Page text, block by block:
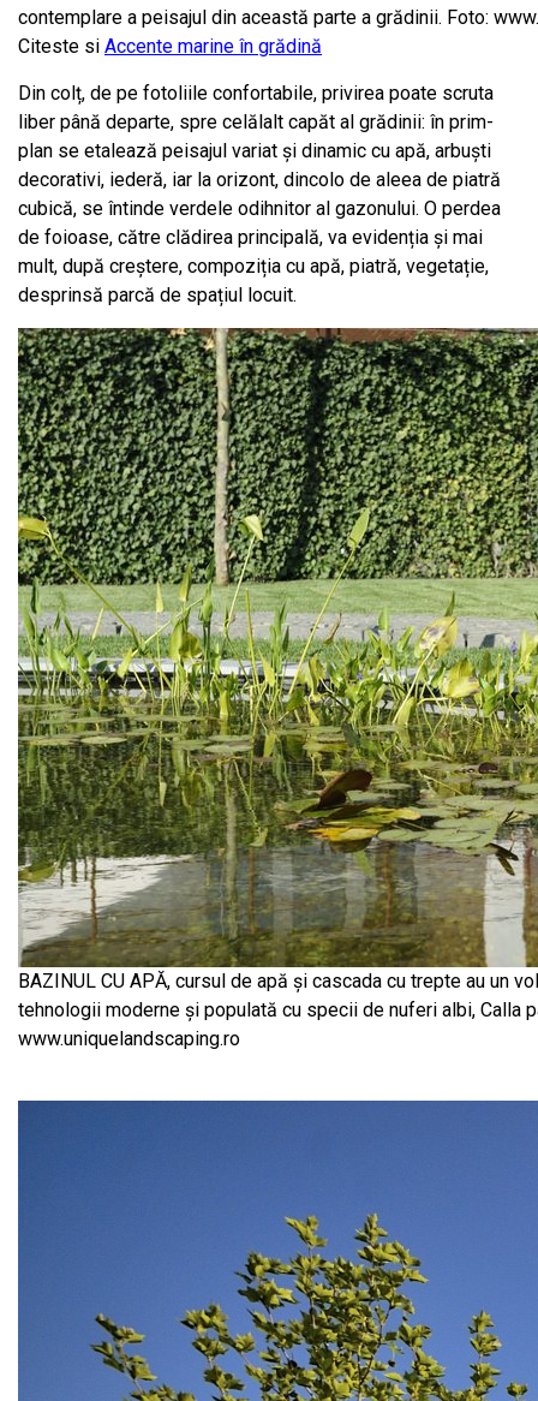
contemplare a peisajul din această parte a grădinii. Foto:
Citeste si Accente marine în grădină
Din colț, de pe fotoliile confortabile, privirea poate scruta
liber până departe, spre celălalt capăt al grădinii: în prim-
plan se etalează peisajul variat și dinamic cu apă, arbuști
decorativi, iederă, iar la orizont, dincolo de aleea de piatră
cubică, se întinde verdele odihnitor al gazonului. O perdea
de foioase, către clădirea principală, va evidenția și mai
mult, după creștere, compoziția cu apă, piatră, vegetație,
desprinsă parcă de spațiul locuit.
BAZINUL CU APĂ, cursul de apă și cascada cu trepte au un
tehnologii moderne și populată cu specii de nuferi albi, Calla
www.uniquelandscaping.ro